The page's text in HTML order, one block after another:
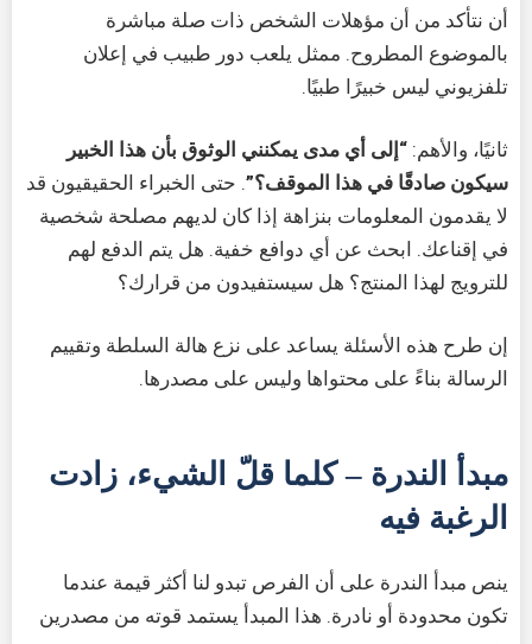
أن نتأكد من أن مؤهلات الشخص ذات صلة مباشرة
بالموضوع المطروح. ممثل يلعب دور طبيب في إعلان
تلفزيوني ليس خبيرًا طبيًا.
ثانيًا، والأهم: “إلى أي مدى يمكنني الوثوق بأن هذا الخبير
سيكون صادقًا في هذا الموقف؟”. حتى الخبراء الحقيقيون قد
لا يقدمون المعلومات بنزاهة إذا كان لديهم مصلحة شخصية
في إقناعك. ابحث عن أي دوافع خفية. هل يتم الدفع لهم
للترويج لهذا المنتج؟ هل سيستفيدون من قرارك؟
إن طرح هذه الأسئلة يساعد على نزع هالة السلطة وتقييم
الرسالة بناءً على محتواها وليس على مصدرها.
مبدأ الندرة – كلما قلّ الشيء، زادت
الرغبة فيه
ينص مبدأ الندرة على أن الفرص تبدو لنا أكثر قيمة عندما
تكون محدودة أو نادرة. هذا المبدأ يستمد قوته من مصدرين